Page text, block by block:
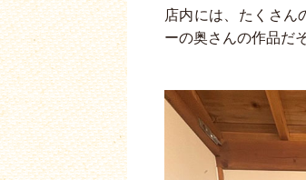
店内には、たくさん
ーの奥さんの作品だ